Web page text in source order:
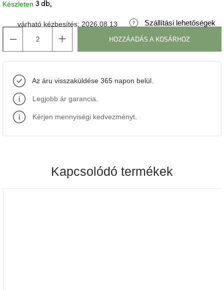
line
Tenzo
Ame
Yens
gyűjtemény
Szezonális
Készleten
várható kézbesítés: 2026.08.13 Szállítási lehetőségek
3 db
HOZZÁADÁS A KOSÁRHOZ
Az áru visszaküldése 365 napon belül.
Legjobb ár garancia
Kérjen mennyiségi kedvezményt
Kapcsolódó termékek